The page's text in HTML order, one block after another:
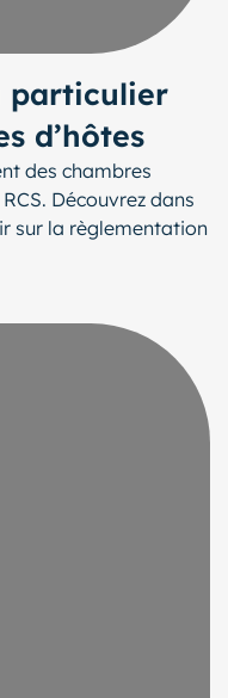
particulier
d’hôtes
des chambres
Découvrez dans
sur la règlementation